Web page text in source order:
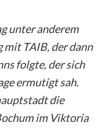
unter anderem
TAIB, der dann
folgte, der sich
ermutigt sah.
die
im Viktoria